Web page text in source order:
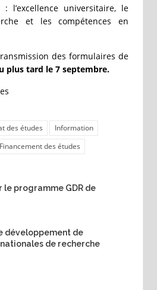
: l’excellence universitaire, le
et les compétences en
des formulaires de
plus tard le 7 septembre.
des études Information
Financement des études
programme GDR de
développement de
de recherche